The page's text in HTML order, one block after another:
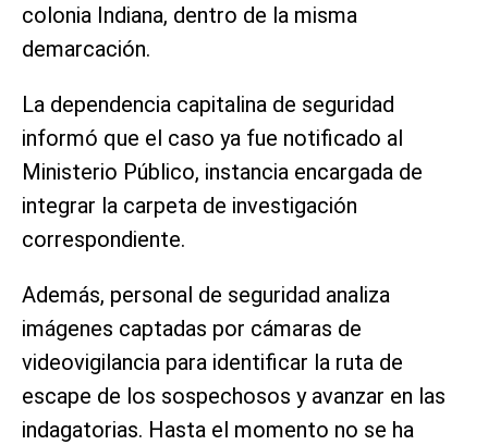
colonia Indiana, dentro de la misma
demarcación.
La dependencia capitalina de seguridad
informó que el caso ya fue notificado al
Ministerio Público, instancia encargada de
integrar la carpeta de investigación
correspondiente.
Además, personal de seguridad analiza
imágenes captadas por cámaras de
videovigilancia para identificar la ruta de
escape de los sospechosos y avanzar en las
indagatorias. Hasta el momento no se ha